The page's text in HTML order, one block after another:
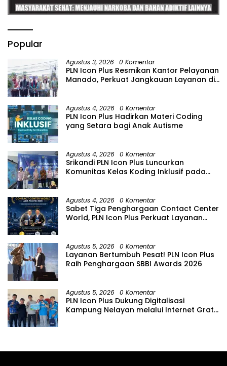
Popular
Agustus 3, 2026 0 Komentar
PLN Icon Plus Resmikan Kantor Pelayanan
Manado, Perkuat Jangkauan Layanan di
Agustus 4, 2026 0 Komentar
PLN Icon Plus Hadirkan Materi Coding
yang Setara bagi Anak Autisme
Agustus 4, 2026 0 Komentar
Srikandi PLN Icon Plus Luncurkan
Komunitas Kelas Koding Inklusif pada
Agustus 4, 2026 0 Komentar
Sabet Tiga Penghargaan Contact Center
World, PLN Icon Plus Perkuat Layanan
Agustus 5, 2026 0 Komentar
Layanan Bertumbuh Pesat! PLN Icon Plus
Raih Penghargaan SBBI Awards 2026
Agustus 5, 2026 0 Komentar
PLN Icon Plus Dukung Digitalisasi
Kampung Nelayan melalui Internet Gratis